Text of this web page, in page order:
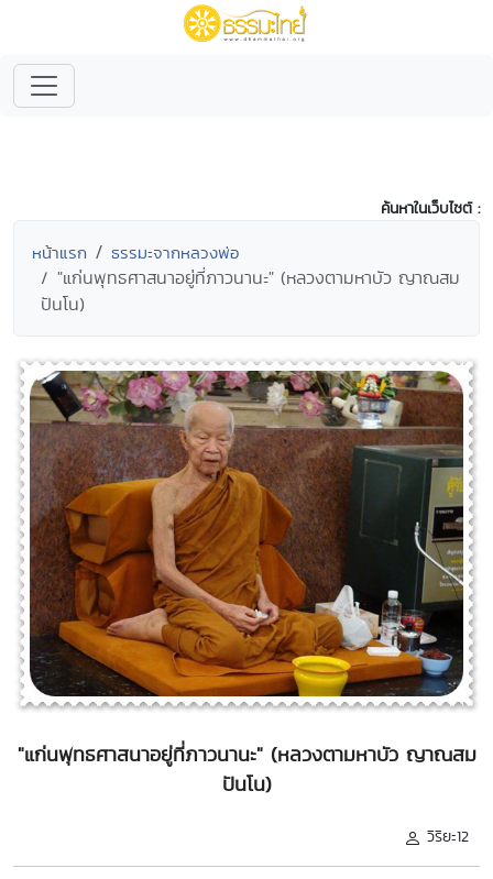
ค้นหาในเว็บไซต์ :
หน้าแรก ธรรมะจากหลวงพ่อ
"แก่นพุทธศาสนาอยู่ที่ภาวนานะ" (หลวงตามหาบัว ญาณสม
ปันโน)
"แก่นพุทธศาสนาอยู่ที่ภาวนานะ" (หลวงตามหาบัว ญาณสม
ปันโน)
วิริยะ12